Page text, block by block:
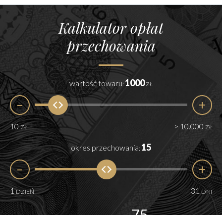
Kalkulator opłat
przechowania
wartość towaru: 1000ZŁ
– +
10ZŁ > 10.000 ZŁ
okres przechowania: 15
– +
1DZIEŃ 31DNI